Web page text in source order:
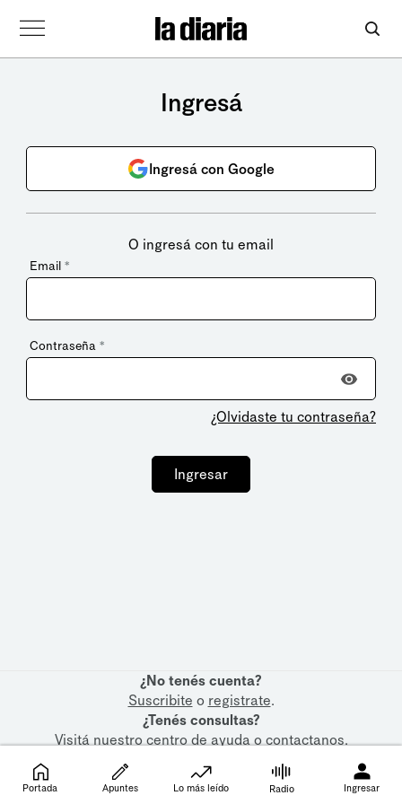
Ingresá
Ingresá con Google
O ingresá con tu email
Email *
Contraseña *
¿Olvidaste tu contraseña?
Ingresar
¿No tenés cuenta?
Suscribite o registrate.
¿Tenés consultas?
Visitá nuestrocentro de ayudaocontactanos.
Portada Apuntes Lo más leído Radio Ingresar